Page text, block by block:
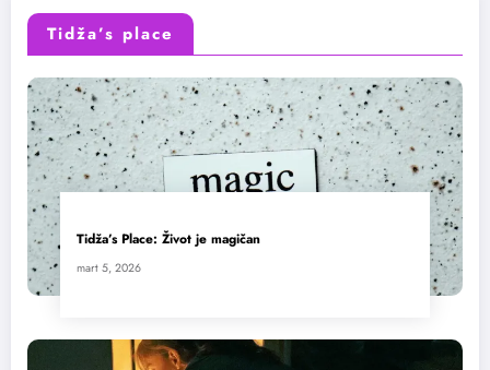
Tidža’s place
Tidža’s Place: Život je magičan
mart 5, 2026